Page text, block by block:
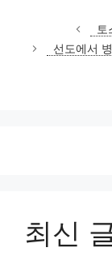
토
선도에서
최신